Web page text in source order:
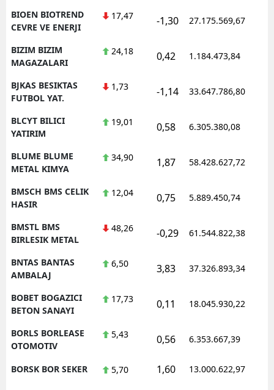
BIOEN BIOTREND
CEVRE VE ENERJI
17,47 -1,30 27.175.569,67
BIZIM BIZIM
MAGAZALARI
24,18 0,42 1.184.473,84
BJKAS BESIKTAS
FUTBOL YAT.
1,73 -1,14 33.647.786,80
BLCYT BILICI
YATIRIM
19,01 0,58 6.305.380,08
BLUME BLUME
METAL KIMYA
34,90 1,87 58.428.627,72
BMSCH BMS CELIK
HASIR
12,04 0,75 5.889.450,74
BMSTL BMS
BIRLESIK METAL
48,26 -0,29 61.544.822,38
BNTAS BANTAS
AMBALAJ
6,50 3,83 37.326.893,34
BOBET BOGAZICI
BETON SANAYI
17,73 0,11 18.045.930,22
BORLS BORLEASE
OTOMOTIV
5,43 0,56 6.353.667,39
BORSK BOR SEKER 5,70 1,60 13.000.622,97